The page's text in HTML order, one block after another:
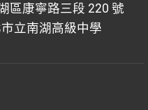
區康寧路三段 220 號
立南湖高級中學